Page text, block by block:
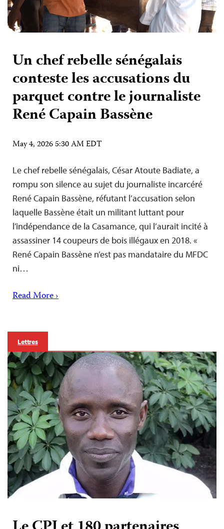
Un chef rebelle sénégalais
conteste les accusations du
parquet contre le journaliste
René Capain Bassène
May 4, 2026 5:30 AM EDT
Le chef rebelle sénégalais, César Atoute Badiate, a
rompu son silence au sujet du journaliste incarcéré
René Capain Bassène, réfutant l’accusation selon
laquelle Bassène était un militant luttant pour
l’indépendance de la Casamance, qui l’aurait incité à
assassiner 14 coupeurs de bois illégaux en 2018. «
René Capain Bassène n’est pas mandataire du MFDC
ni…
Read More ›
Lettres